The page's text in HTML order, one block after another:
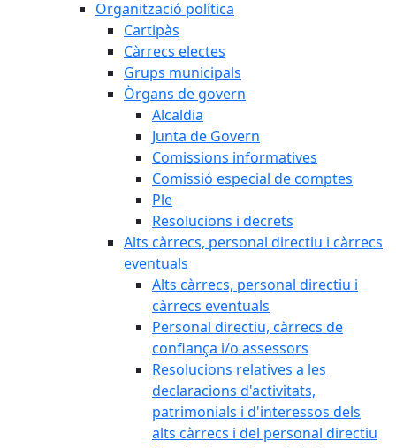
Organització política
Cartipàs
Càrrecs electes
Grups municipals
Òrgans de govern
Alcaldia
Junta de Govern
Comissions informatives
Comissió especial de comptes
Ple
Resolucions i decrets
Alts càrrecs, personal directiu i càrrecs
eventuals
Alts càrrecs, personal directiu i
càrrecs eventuals
Personal directiu, càrrecs de
confiança i/o assessors
Resolucions relatives a les
declaracions d'activitats,
patrimonials i d'interessos dels
alts càrrecs i del personal directiu